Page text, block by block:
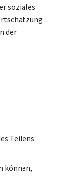
soziales
der
Teilens
können,